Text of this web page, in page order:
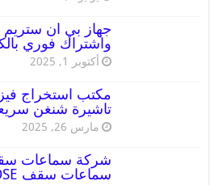
واشتراك فوري
أكتوبر 1, 2025
تاشيرة شنغن
مارس 26, 2025
سماعات سقف BOSE أصلية